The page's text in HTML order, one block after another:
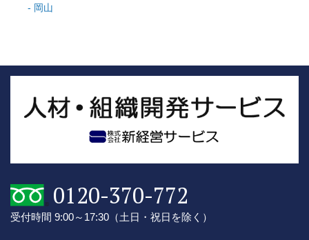
岡山
0120-370-772
受付時間 9:00～17:30 （土日・祝日を除く）